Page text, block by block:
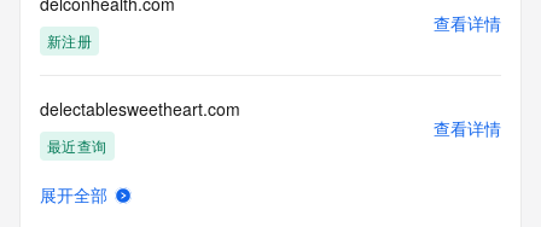
新注册
查看详情
delectablesweetheart.com
最近查询
查看详情
展开全部